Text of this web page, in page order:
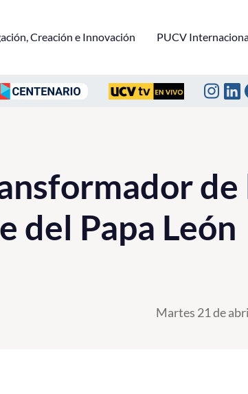
Creación e Innovación PUCV
de
del Papa León
Martes 21 de